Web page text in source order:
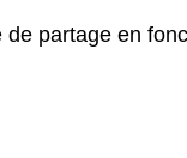
partage en